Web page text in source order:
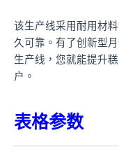
该生产线采用耐用材
久可靠。有了创新型
生产线，您就能提升
户。
表格参数